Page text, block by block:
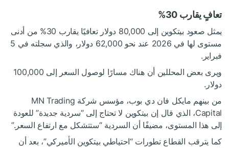
تعافٍ يقارب 30%
يمثل صعود بيتكوين إلى 80,000 دولار تعافيًا يقارب 30% من أدنى
مستوى لها في 2026 عند نحو 62,000 دولار، والذي سجلته في 5
فبراير.
ويرى بعض المحللين أن هناك مسارًا لوصول السعر إلى 100,000
دولار.
من بينهم مايكل فان دي بوب، مؤسس شركة MN Trading
Capital، الذي قال إن بيتكوين لا تحتاج إلى “سردية جديدة” للعودة
إلى هذا المستوى، مضيفًا أن السردية “ستتشكل مع ارتفاع السعر.”
كما يترقب القطاع تطورات “احتياطي بيتكوين الأميركي”، بعد أن